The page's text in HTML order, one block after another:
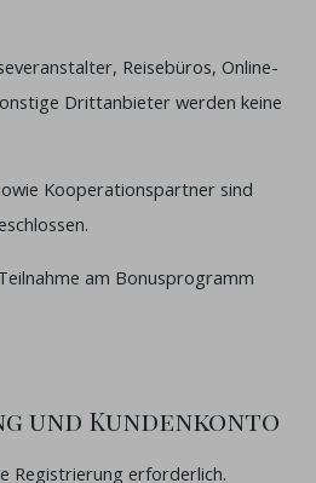
Reisebüros, Online-
Drittanbieter werden keine
Kooperationspartner sind
am Bonusprogramm
und Kundenkonto
Registrierung erforderlich.